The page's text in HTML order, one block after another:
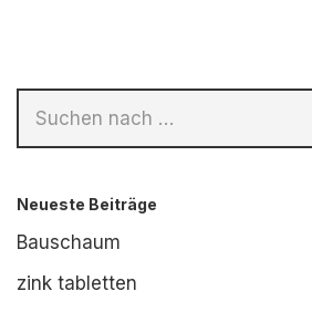
Neueste Beiträge
Bauschaum
zink tabletten